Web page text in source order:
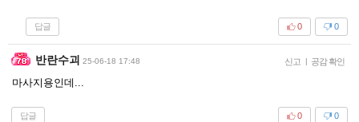
답글 0
0
반란수괴 25-06-18 17:48 신고 | 공감 확인
마사지용인데...
답글 0
0